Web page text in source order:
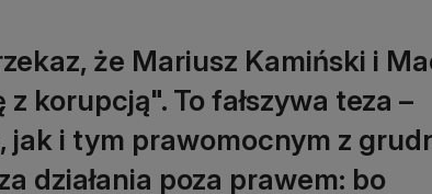
że Mariusz Kamiński i
korupcją". To fałszywa teza –
jak i tym prawomocnym z
działania poza prawem: bo